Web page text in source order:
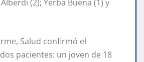
(2); Yerba Buena (1) y
Salud confirmó el
pacientes: un joven de 18